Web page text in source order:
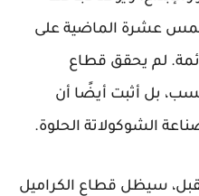
عشرة الماضية على
لم يحقق قطاع
بل أثبت أيضًا أن
الشوكولاتة الحلوة.
سيظل قطاع الكراميل